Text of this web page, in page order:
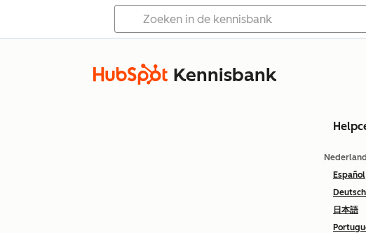
Kennisbank
Español
Deutsch
日本語